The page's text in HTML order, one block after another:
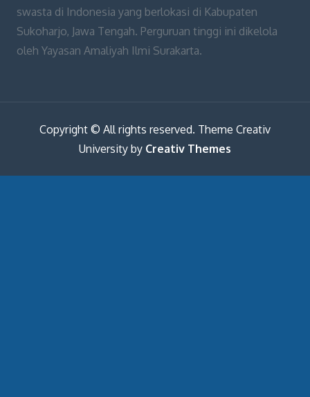
swasta di Indonesia yang berlokasi di Kabupaten
Sukoharjo, Jawa Tengah. Perguruan tinggi ini dikelola
oleh Yayasan Amaliyah Ilmi Surakarta.
Copyright © All rights reserved. Theme Creativ
University by Creativ Themes